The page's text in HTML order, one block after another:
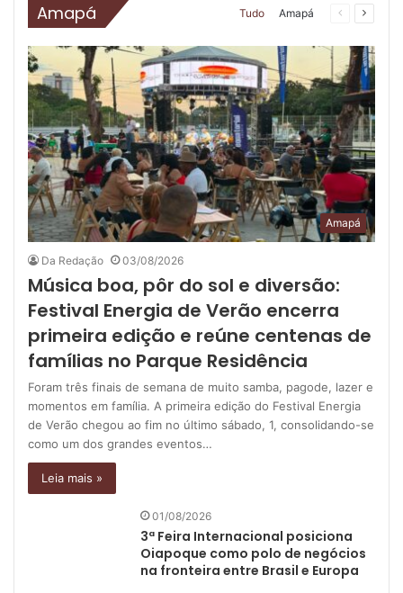
Amapá Tudo Amapá
Página
Amapá
Da Redação 03/08/2026
Música boa, pôr do sol e diversão:
Festival Energia de Verão encerra
primeira edição e reúne centenas de
famílias no Parque Residência
Foram três finais de semana de muito samba, pagode, lazer e
momentos em família. A primeira edição do Festival Energia
de Verão chegou ao fim no último sábado, 1, consolidando-se
como um dos grandes eventos…
Leia mais »
01/08/2026
3ª Feira Internacional posiciona
Oiapoque como polo de negócios
na fronteira entre Brasil e Europa